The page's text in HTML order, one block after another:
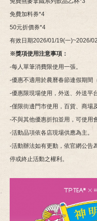
免費加料券*4
50元折價券*4
有效日期2026/01/19(一)~2026/
※獎項使用注意事項：
-每人單筆消費限使用一張。
-優惠不適用於農曆春節連假期間
-優惠限現場使用，外送、外送平
-僅限街邊門市使用，百貨、商場
-不與其他優惠折扣並用，可使用
-活動品項依各店現場供應為主。
-活動辦法如有更動，依官網公告
停或終止活動之權利。